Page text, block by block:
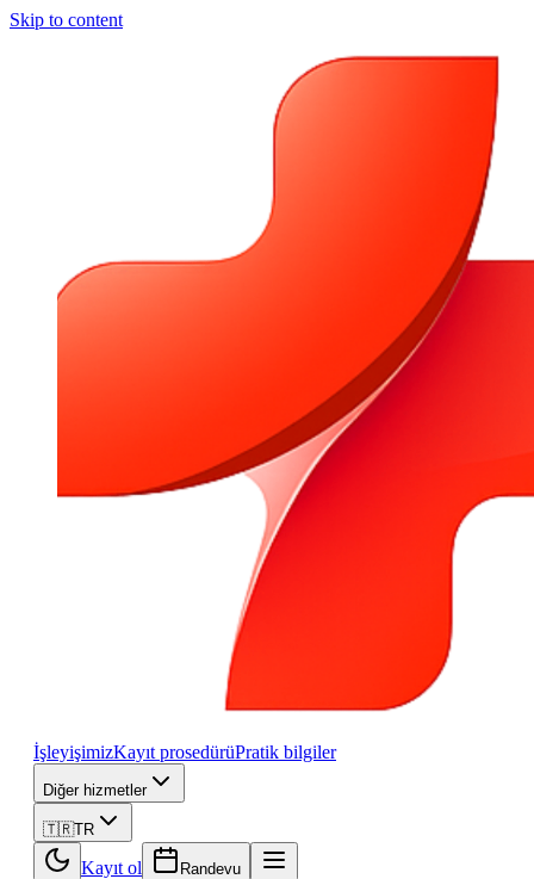
Skip to content
İşleyişimizKayıt prosedürüPratik bilgiler
Diğer hizmetler
🇹🇷TR
Kayıt ol Randevu